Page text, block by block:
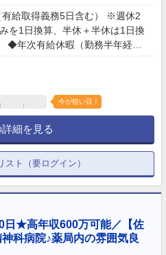
働期間：1年単位 月間総労働時
均労働時間：40時間
給取得義務5日含む） ※週休2
を1日換算、半休＋半休は1日換
◆年次有給休暇（勤務半年経過
多胎妊娠の場合14週間 ◆産後
婚5日・忌引き最大7日・配偶
日・家屋の消失、倒壊等の災害
今が狙い目！
細を見る
スト（要ログイン）
日★高年収600万可能／【佐
科病院♪薬局内の雰囲気良